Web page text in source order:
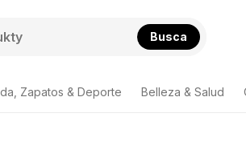
Busca
Zapatos & Deporte Belleza & Salud